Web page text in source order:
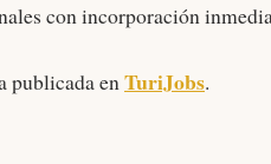
con incorporación
publicada enTuriJobs.